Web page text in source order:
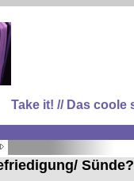
Take it! // Das